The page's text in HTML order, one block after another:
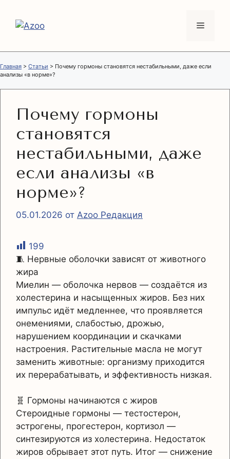
содержимому
Меню
Главная > Статьи > Почему гормоны становятся нестабильными, даже если
анализы «в норме»?
Почему гормоны
становятся
нестабильными, даже
если анализы «в
норме»?
05.01.2026 от Azoo Редакция
199
🧵 Нервные оболочки зависят от животного
жира
Миелин — оболочка нервов — создаётся из
холестерина и насыщенных жиров. Без них
импульс идёт медленнее, что проявляется
онемениями, слабостью, дрожью,
нарушением координации и скачками
настроения. Растительные масла не могут
заменить животные: организму приходится
их перерабатывать, и эффективность низкая.
🧬 Гормоны начинаются с жиров
Стероидные гормоны — тестостерон,
эстрогены, прогестерон, кортизол —
синтезируются из холестерина. Недостаток
жиров обрывает этот путь. Итог — снижение